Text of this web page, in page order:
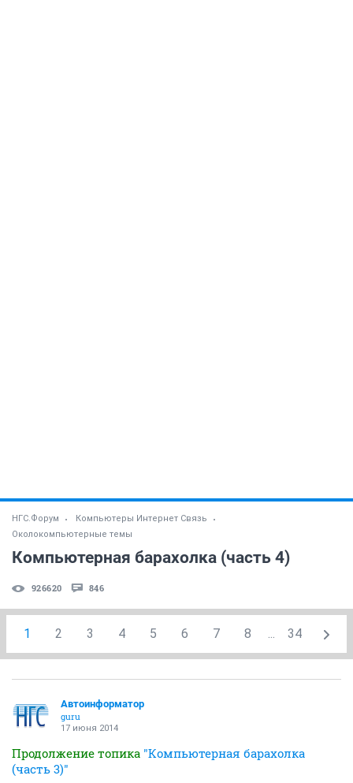
НГС.Форум
Компьютеры Интернет Связь
Околокомпьютерные темы
Компьютерная барахолка (часть 4)
926620 846
1 2 3 4 5 6 7 8 ... 34
Автоинформатор
guru
17 июня 2014
Продолжение топика "Компьютерная барахолка
(часть 3)"